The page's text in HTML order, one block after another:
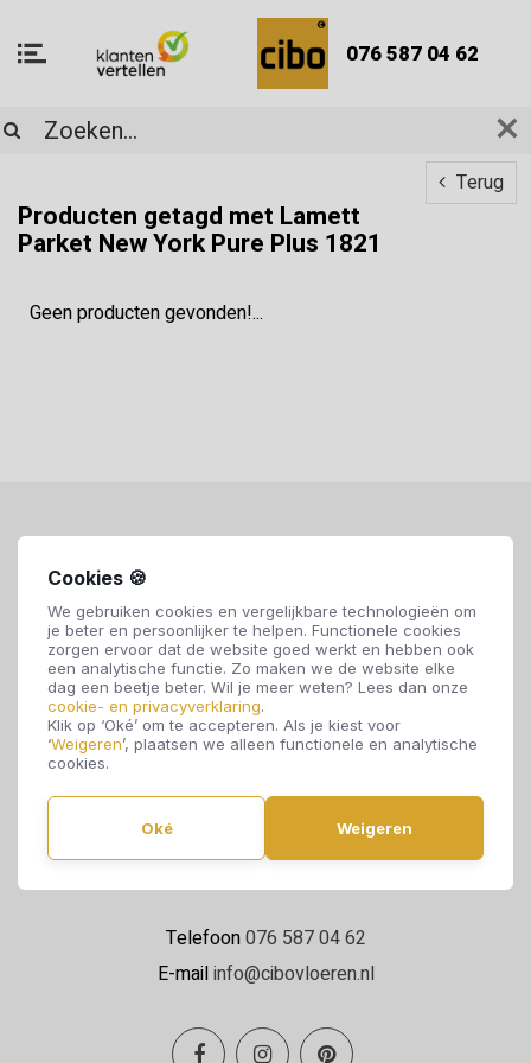
Cookies 🍪
We gebruiken cookies en vergelijkbare technologieën om
je beter en persoonlijker te helpen. Functionele cookies
zorgen ervoor dat de website goed werkt en hebben ook
een analytische functie. Zo maken we de website elke
dag een beetje beter. Wil je meer weten? Lees dan onze
cookie- en privacyverklaring.
Klik op ‘Oké’ om te accepteren. Als je kiest voor
‘Weigeren’, plaatsen we alleen functionele en analytische
cookies.
Oké Weigeren
076 587 04 62
Terug
Producten getagd met Lamett
Parket New York Pure Plus 1821
Geen producten gevonden!...
Cibo Vloeren
4814 NE Breda
Maandag t/m zaterdag 09:00 - 17:00
Telefoon076 587 04 62
E-mailinfo@cibovloeren.nl